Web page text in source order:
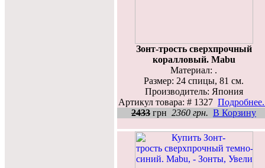
Зонт-трость сверхпрочный
коралловый. Mabu
Материал: .
Размер: 24 спицы, 81 см.
Производитель: Япония
Артикул товара: # 1327
2433 грн 2360 грн. В Корзину